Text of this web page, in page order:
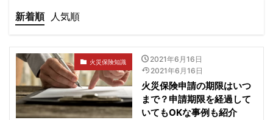
新着順 人気順
火災保険知識
2021年6月16日
2021年6月16日
火災保険申請の期限はいつ
まで？申請期限を経過して
いてもOKな事例も紹介